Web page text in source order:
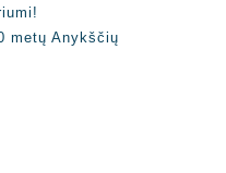
metų Anykščių